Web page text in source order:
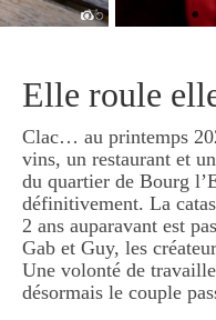
Elle roule
Clac… au printemps
vins, un restaurant et
du quartier de Bourg
définitivement. La
2 ans auparavant est
Gab et Guy, les
Une volonté de
désormais le couple